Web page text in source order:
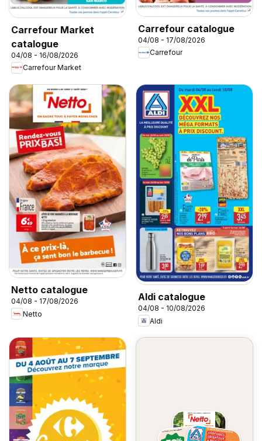
Carrefour Market
catalogue
04/08 - 16/08/2026
Carrefour Market
Carrefour catalogue
04/08 - 17/08/2026
Carrefour
Netto catalogue
04/08 - 17/08/2026
Netto
Aldi catalogue
04/08 - 10/08/2026
Aldi